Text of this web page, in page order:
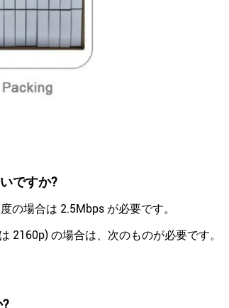
ですか?
の場合は 2.5Mbps が必要です。
2160p) の場合は、次のものが必要です。